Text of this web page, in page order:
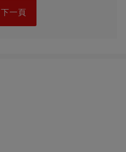
下一頁